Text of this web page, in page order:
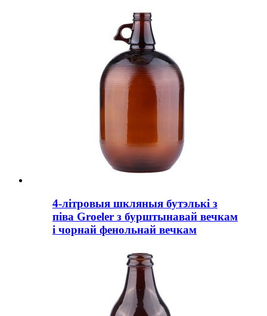
4-літровыя шкляныя бутэлькі з
піва Groeler з бурштынавай вечкам
і чорнай фенольнай вечкам